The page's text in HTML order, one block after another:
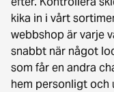
kika in i vårt
webbshop är varje
snabbt när något
som får en andra
hem personligt och